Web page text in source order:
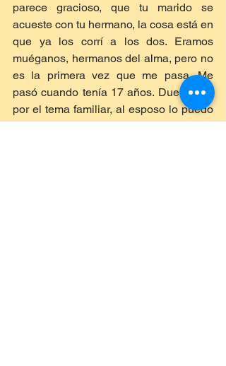
parece gracioso, que tu marido se
acueste con tu hermano, la cosa está en
que ya los corrí a los dos. Eramos
muéganos, hermanos del alma, pero no
es la primera vez que me pasa. Me
pasó cuando tenía 17 años. Duele más
por el tema familiar, al esposo lo puedo